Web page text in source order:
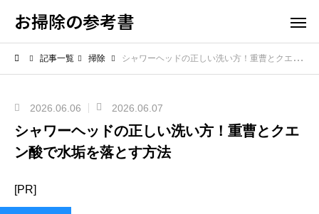
お掃除の参考書
記事一覧 掃除 シャワーヘッドの正しい洗い方！重曹とクエン酸で水垢を落とす方法
2026.06.06 2026.06.07
シャワーヘッドの正しい洗い方！重曹とクエ
ン酸で水垢を落とす方法
[PR]